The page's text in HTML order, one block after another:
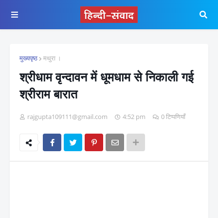
मुख्यपृष्ठ मथुरा ।
श्रीधाम वृन्दावन में धूमधाम से निकाली गई
श्रीराम बारात
rajgupta109111@gmail.com 4:52 pm 0 टिप्पणियाँ